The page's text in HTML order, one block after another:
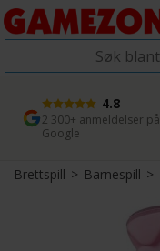
4.8
2 300+ anmeldelser på
Google
1 dags levering
Bestill innen kl. 12
Brettspill> Barnespill>